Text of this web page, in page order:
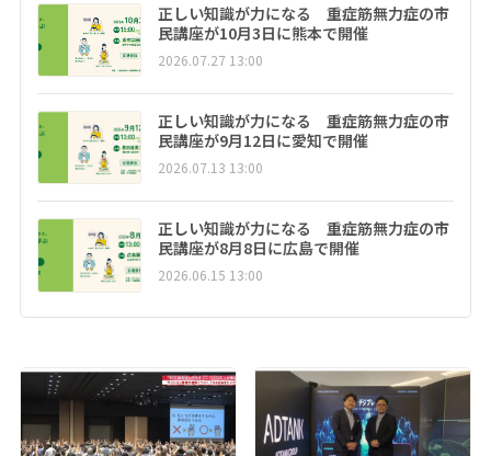
正しい知識が力になる 重症筋無力症の市
民講座が10月3日に熊本で開催
2026.07.27 13:00
正しい知識が力になる 重症筋無力症の市
民講座が9月12日に愛知で開催
2026.07.13 13:00
正しい知識が力になる 重症筋無力症の市
民講座が8月8日に広島で開催
2026.06.15 13:00